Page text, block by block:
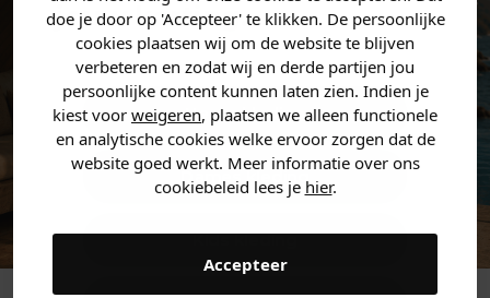
doe je door op 'Accepteer' te klikken. De persoonlijke
cookies plaatsen wij om de website te blijven
verbeteren en zodat wij en derde partijen jou
persoonlijke content kunnen laten zien. Indien je
kiest voor weigeren, plaatsen we alleen functionele
en analytische cookies welke ervoor zorgen dat de
website goed werkt. Meer informatie over ons
cookiebeleid lees je hier.
Accepteer
jouwkorting.
Heren kleding
Dames kleding
Kids kleding